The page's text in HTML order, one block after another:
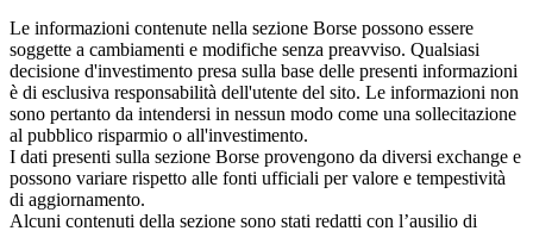
Le informazioni contenute nella sezione Borse possono essere
soggette a cambiamenti e modifiche senza preavviso. Qualsiasi
decisione d'investimento presa sulla base delle presenti informazioni
è di esclusiva responsabilità dell'utente del sito. Le informazioni non
sono pertanto da intendersi in nessun modo come una sollecitazione
al pubblico risparmio o all'investimento.
I dati presenti sulla sezione Borse provengono da diversi exchange e
possono variare rispetto alle fonti ufficiali per valore e tempestività
di aggiornamento.
Alcuni contenuti della sezione sono stati redatti con l’ausilio di